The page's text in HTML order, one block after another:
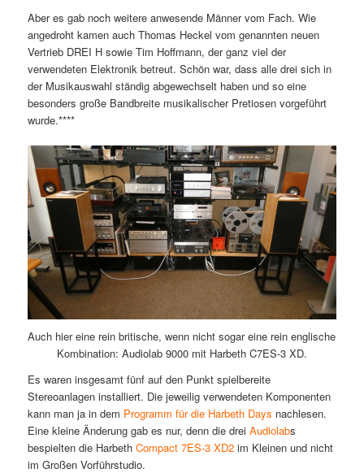
Aber es gab noch weitere anwesende Männer vom Fach. Wie
angedroht kamen auch Thomas Heckel vom genannten neuen
Vertrieb DREI H sowie Tim Hoffmann, der ganz viel der
verwendeten Elektronik betreut. Schön war, dass alle drei sich in
der Musikauswahl ständig abgewechselt haben und so eine
besonders große Bandbreite musikalischer Pretiosen vorgeführt
wurde.****
Auch hier eine rein britische, wenn nicht sogar eine rein englische
Kombination: Audiolab 9000 mit Harbeth C7ES-3 XD.
Es waren insgesamt fünf auf den Punkt spielbereite
Stereoanlagen installiert. Die jeweilig verwendeten Komponenten
kann man ja in dem Programm für die Harbeth Days nachlesen.
Eine kleine Änderung gab es nur, denn die drei Audiolabs
bespielten die Harbeth Compact 7ES-3 XD2im Kleinen und nicht
im Großen Vorführstudio.